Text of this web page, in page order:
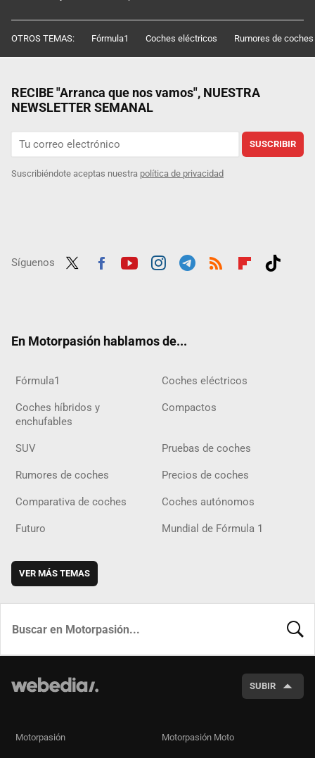
OTROS TEMAS: Fórmula1 Coches eléctricos Rumores de coches
RECIBE "Arranca que nos vamos", NUESTRA
NEWSLETTER SEMANAL
SUSCRIBIR
Suscribiéndote aceptas nuestra política de privacidad
Síguenos
En Motorpasión hablamos de...
Fórmula1 Coches eléctricos
Coches híbridos y
enchufables
Compactos
SUV Pruebas de coches
Rumores de coches Precios de coches
Comparativa de coches Coches autónomos
Futuro Mundial de Fórmula 1
VER MÁS TEMAS
SUBIR
Motorpasión Motorpasión Moto